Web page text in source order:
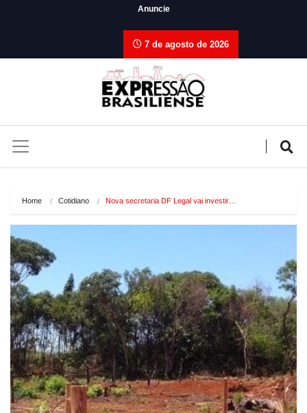
Anuncie
7 de agosto de 2026
Home Cotidiano Nova secretaria DF Legal vai investir…